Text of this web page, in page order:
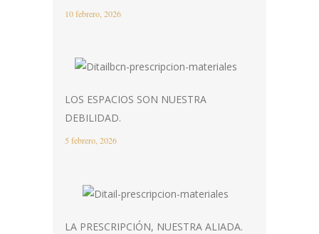
10 febrero, 2026
LOS ESPACIOS SON NUESTRA
DEBILIDAD.
5 febrero, 2026
LA PRESCRIPCIÓN, NUESTRA ALIADA.